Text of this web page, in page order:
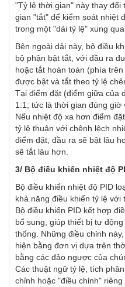
"Tỷ lệ thời gian" này thay
gian "tắt" để kiểm soát nhiệt
trong một "dải tỷ lệ" xung
Bên ngoài dải này, bộ điều
bộ phận bật tắt, với đầu ra
hoặc tắt hoàn toàn (phía
được bật và tắt theo tỷ lệ
Tại điểm đặt (điểm giữa của
1:1; tức là thời gian đúng giờ
Nếu nhiệt độ xa hơn điểm
tỷ lệ thuận với chênh lệch
điểm đặt, đầu ra sẽ bật lâu
sẽ tắt lâu hơn.
3/ Bộ điều khiển nhiệt độ
Bộ điều khiển nhiệt độ PID
khả năng điều khiển tỷ lệ với
Bộ điều khiển PID kết hợp
bổ sung, giúp thiết bị tự
thống. Những điều chỉnh
hiện bằng đơn vị dựa trên
bằng các đảo ngược của
Các thuật ngữ tỷ lệ, tích
chỉnh hoặc "điều chỉnh"